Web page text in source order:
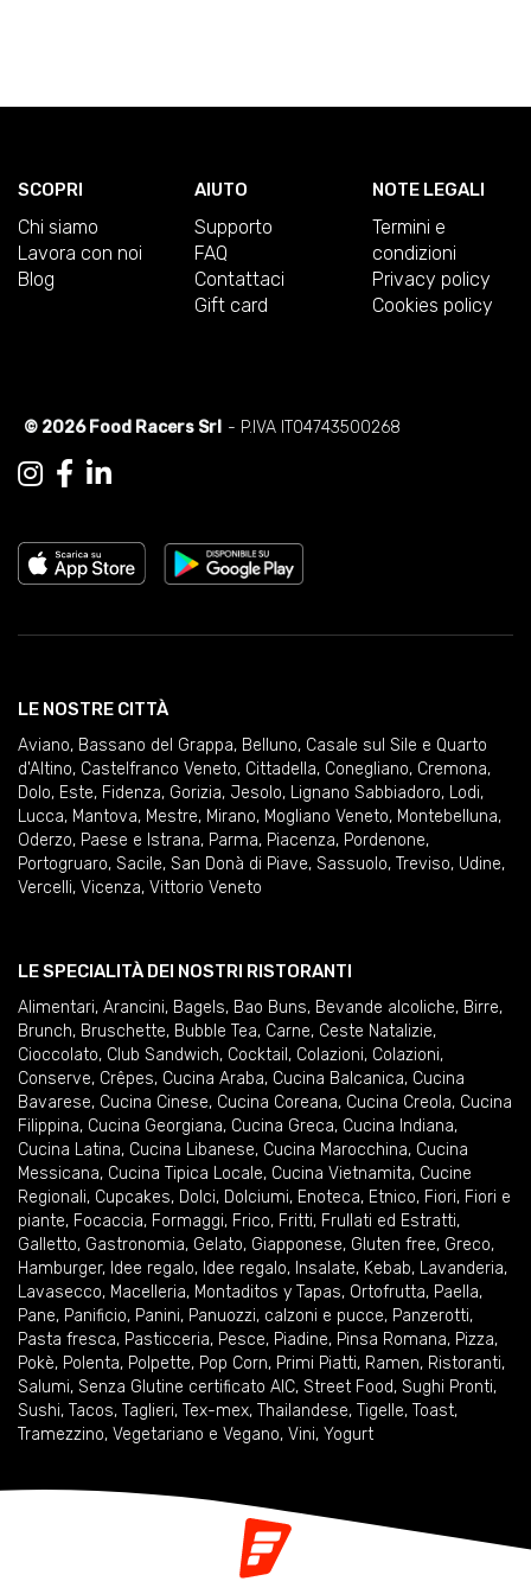
SCOPRI
Chi siamo
Lavora con noi
Blog
AIUTO
Supporto
FAQ
Contattaci
Gift card
NOTE LEGALI
Termini e
condizioni
Privacy policy
Cookies policy
© 2026 Food Racers Srl - P.IVA IT04743500268
LE NOSTRE CITTÀ
Aviano, Bassano del Grappa, Belluno, Casale sul Sile e Quarto
d'Altino, Castelfranco Veneto, Cittadella, Conegliano, Cremona,
Dolo, Este, Fidenza, Gorizia, Jesolo, Lignano Sabbiadoro, Lodi,
Lucca, Mantova, Mestre, Mirano, Mogliano Veneto, Montebelluna,
Oderzo, Paese e Istrana, Parma, Piacenza, Pordenone,
Portogruaro, Sacile, San Donà di Piave, Sassuolo, Treviso, Udine,
Vercelli, Vicenza, Vittorio Veneto
LE SPECIALITÀ DEI NOSTRI RISTORANTI
Alimentari, Arancini, Bagels, Bao Buns, Bevande alcoliche, Birre,
Brunch, Bruschette, Bubble Tea, Carne, Ceste Natalizie,
Cioccolato, Club Sandwich, Cocktail , Colazioni, Colazioni,
Conserve, Crêpes, Cucina Araba, Cucina Balcanica, Cucina
Bavarese, Cucina Cinese, Cucina Coreana, Cucina Creola, Cucina
Filippina, Cucina Georgiana, Cucina Greca, Cucina Indiana,
Cucina Latina, Cucina Libanese, Cucina Marocchina, Cucina
Messicana, Cucina Tipica Locale, Cucina Vietnamita, Cucine
Regionali, Cupcakes, Dolci, Dolciumi, Enoteca, Etnico, Fiori, Fiori e
piante, Focaccia, Formaggi, Frico, Fritti, Frullati ed Estratti,
Galletto, Gastronomia, Gelato, Giapponese, Gluten free, Greco,
Hamburger, Idee regalo, Idee regalo, Insalate, Kebab, Lavanderia,
Lavasecco, Macelleria, Montaditos y Tapas, Ortofrutta, Paella,
Pane, Panificio, Panini, Panuozzi, calzoni e pucce, Panzerotti,
Pasta fresca, Pasticceria, Pesce, Piadine, Pinsa Romana, Pizza,
Pokè, Polenta, Polpette, Pop Corn, Primi Piatti, Ramen, Ristoranti,
Salumi, Senza Glutine certificato AIC, Street Food, Sughi Pronti,
Sushi, Tacos, Taglieri, Tex-mex, Thailandese, Tigelle, Toast,
Tramezzino, Vegetariano e Vegano, Vini, Yogurt